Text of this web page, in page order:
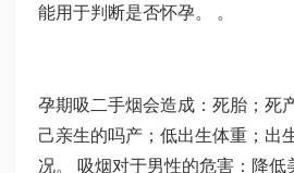
能用于判断是否怀孕。 。
孕期吸二手烟会造成：死胎；死
己亲生的吗产；低出生体重；出
况。 吸烟对于男性的危害：降低